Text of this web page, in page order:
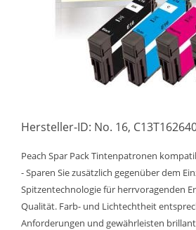
Hersteller-ID: No. 16,
Peach Spar Pack Tintenpatronen
- Sparen Sie zusätzlich gegenüber dem
Spitzentechnologie für herrvoragenden
Qualität. Farb- und Lichtechtheit
Anforderungen und gewährleisten